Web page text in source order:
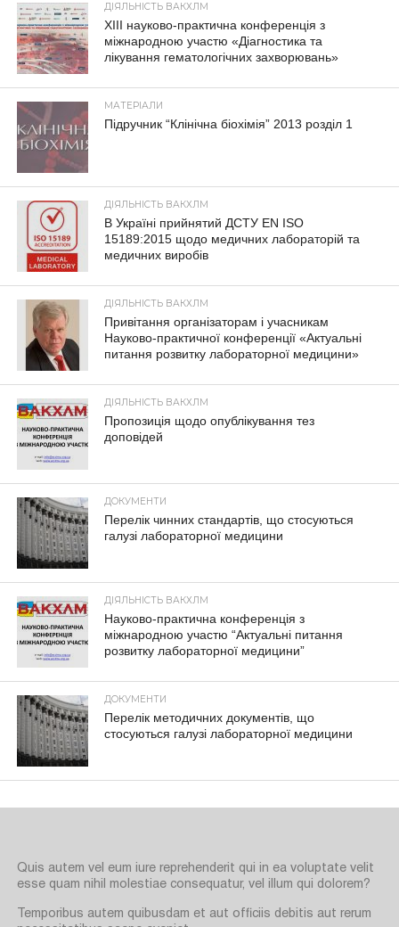
ДІЯЛЬНІСТЬ ВАКХЛМ
XIII науково-практична конференція з
міжнародною участю «Діагностика та
лікування гематологічних захворювань»
МАТЕРІАЛИ
Підручник “Клінічна біохімія” 2013 розділ 1
ДІЯЛЬНІСТЬ ВАКХЛМ
В Україні прийнятий ДСТУ EN ISO
15189:2015 щодо медичних лабораторій та
медичних виробів
ДІЯЛЬНІСТЬ ВАКХЛМ
Привітання організаторам і учасникам
Науково-практичної конференції «Актуальні
питання розвитку лабораторної медицини»
ДІЯЛЬНІСТЬ ВАКХЛМ
Пропозиція щодо опублікування тез
доповідей
ДОКУМЕНТИ
Перелік чинних стандартів, що стосуються
галузі лабораторної медицини
ДІЯЛЬНІСТЬ ВАКХЛМ
Науково-практична конференція з
міжнародною участю “Актуальні питання
розвитку лабораторної медицини”
ДОКУМЕНТИ
Перелік методичних документів, що
стосуються галузі лабораторної медицини
Quis autem vel eum iure reprehenderit qui in ea voluptate velit
esse quam nihil molestiae consequatur, vel illum qui dolorem?
Temporibus autem quibusdam et aut officiis debitis aut rerum